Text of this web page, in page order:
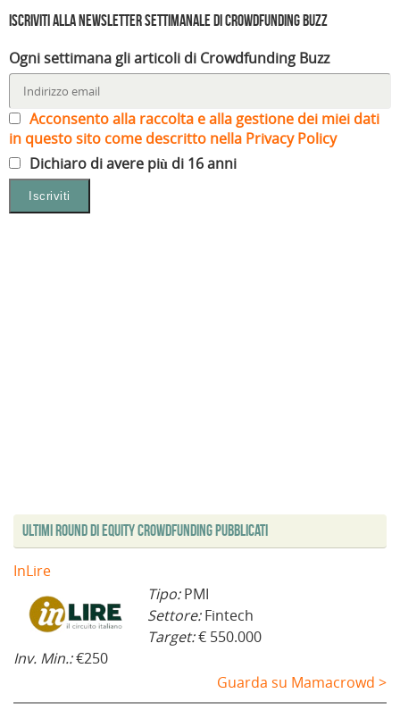
Iscriviti alla Newsletter settimanale di Crowdfunding Buzz
Ogni settimana gli articoli di Crowdfunding Buzz
Acconsento alla raccolta e alla gestione dei miei dati
in questo sito come descritto nella Privacy Policy
Dichiaro di avere più di 16 anni
Ultimi Round di Equity Crowdfunding Pubblicati
InLire
Tipo:PMI
Settore:Fintech
Target:€ 550.000
Inv. Min.:€250
Guarda su Mamacrowd >